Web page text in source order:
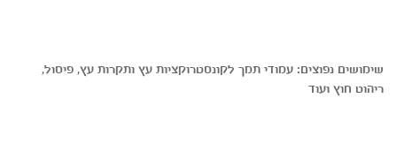
שימושים נפוצים: עמודי תמך לקונסטרוקציות עץ ותקרות עץ, פיסול,
ריהוט חוץ ועוד